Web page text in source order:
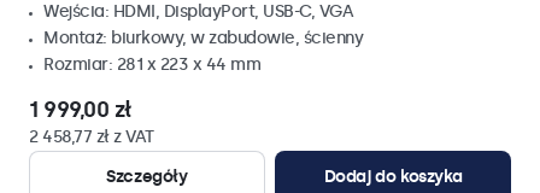
Wejścia: HDMI, DisplayPort, USB-C, VGA
Montaż: biurkowy, w zabudowie, ścienny
Rozmiar: 281 x 223 x 44 mm
1 999,00 zł
2 458,77 zł z VAT
Szczegóły
Dodaj do koszyka